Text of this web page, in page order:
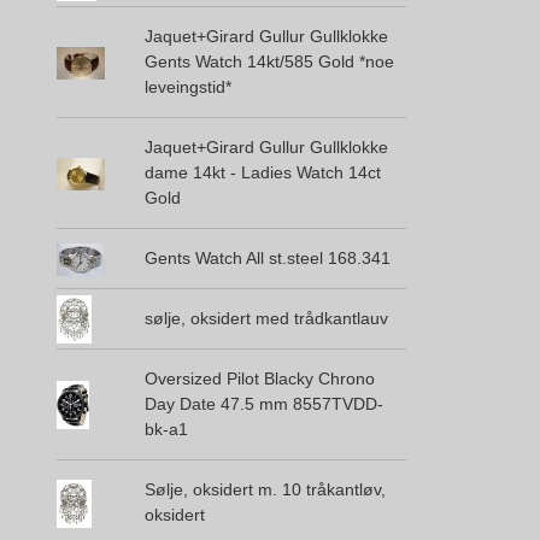
Jaquet+Girard Gullur Gullklokke
Gents Watch 14kt/585 Gold *noe
leveingstid*
Jaquet+Girard Gullur Gullklokke
dame 14kt - Ladies Watch 14ct
Gold
Gents Watch All st.steel 168.341
sølje, oksidert med trådkantlauv
Oversized Pilot Blacky Chrono
Day Date 47.5 mm 8557TVDD-
bk-a1
Sølje, oksidert m. 10 tråkantløv,
oksidert